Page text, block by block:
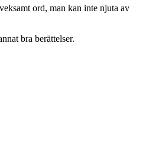
ord, man kan inte njuta av
bra berättelser.